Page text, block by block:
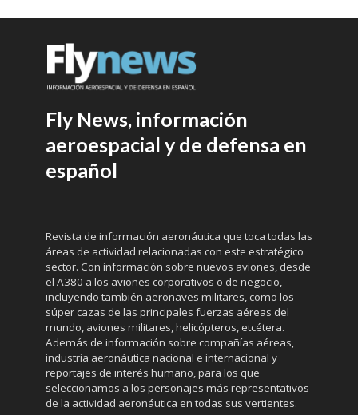
Fly News, información
aeroespacial y de defensa en
español
Revista de información aeronáutica que toca todas las
áreas de actividad relacionadas con este estratégico
sector. Con información sobre nuevos aviones, desde
el A380 a los aviones corporativos o de negocio,
incluyendo también aeronaves militares, como los
súper cazas de las principales fuerzas aéreas del
mundo, aviones militares, helicópteros, etcétera.
Además de información sobre compañías aéreas,
industria aeronáutica nacional e internacional y
reportajes de interés humano, para los que
seleccionamos a los personajes más representativos
de la actividad aeronáutica en todas sus vertientes.